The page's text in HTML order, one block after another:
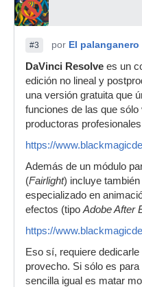
#3 por El
DaVinci Resolve es un
edición no lineal y
una versión gratuita que
funciones de las que
productoras
https://
Además de un módulo
(Fairlight) incluye
especializado en
efectos (tipo Adobe After
https://
Eso sí, requiere
provecho. Si sólo es
sencilla igual es matar